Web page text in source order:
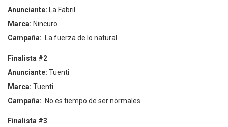
Anunciante: La Fabril
Marca: Nincuro
Campaña: La fuerza de lo natural
Finalista #2
Anunciante: Tuenti
Marca: Tuenti
Campaña: No es tiempo de ser normales
Finalista #3